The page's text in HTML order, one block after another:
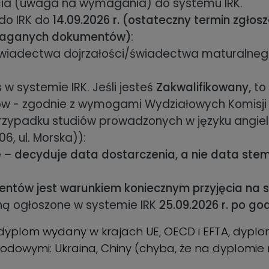
(uwaga na wymagania) do systemu IRK.
IRK do 14.09.2026 r. (ostateczny termin
dokumentów):
dojrzałości/świadectwa
systemie IRK. Jeśli jesteś Zakwalifikowany, to
- zgodnie z wymogami Wydziałowych
studiów prowadzonych w języku
ul. Morska)):
– decyduje data dostarczenia, a nie data
jest warunkiem koniecznym przyjęcia na
ogłoszone w systemie IRK 25.09.2026 r. po
wydany w krajach UE, OECD i EFTA,
Ukraina, Chiny (chyba, że na